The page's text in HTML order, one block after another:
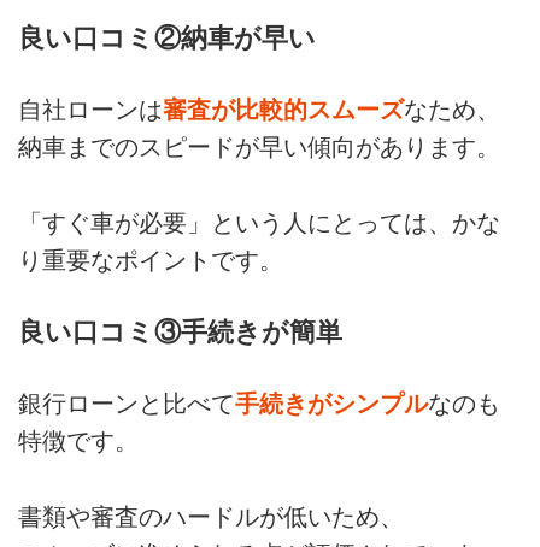
良い口コミ②納車が早い
自社ローンは審査が比較的スムーズなため、
納車までのスピードが早い傾向があります。
「すぐ車が必要」という人にとっては、かな
り重要なポイントです。
良い口コミ③手続きが簡単
銀行ローンと比べて手続きがシンプルなのも
特徴です。
書類や審査のハードルが低いため、